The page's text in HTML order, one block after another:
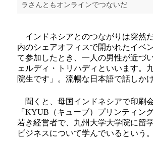
ラさんともオンラインでつないだ
インドネシアとのつながりは突然
内のシェアオフィスで開かれたイベ
て参加したとき、一人の男性が近づ
ェルディ・トリハディといいます。
院生です」。流暢な日本語で話しか
聞くと、母国インドネシアで印刷
「KYUB（キューブ）プリンティン
若き経営者で、九州大学大学院に留
ビジネスについて学んでいるという。